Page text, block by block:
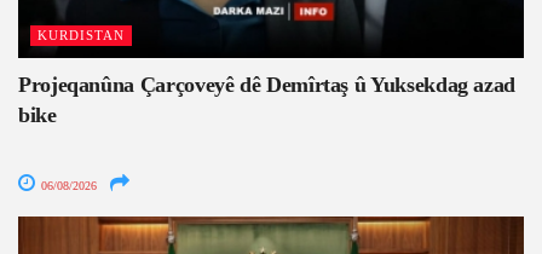
KURDISTAN
Projeqanûna Çarçoveyê dê Demîrtaş û Yuksekdag azad
bike
06/08/2026